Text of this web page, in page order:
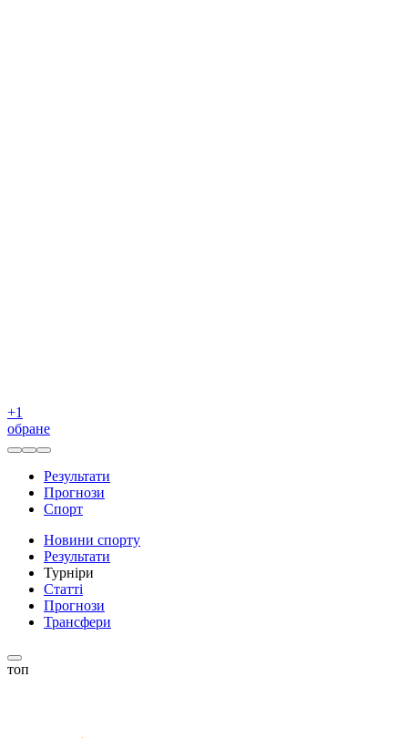
+1
обране
Результати
Прогнози
Спорт
Новини спорту
Результати
Турніри
Статті
Прогнози
Трансфери
топ